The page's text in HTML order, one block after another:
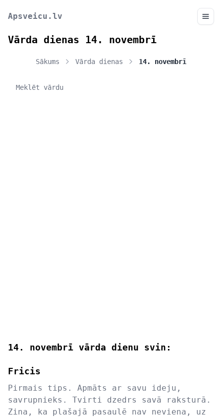
Apsveicu.lv
Vārda dienas 14. novembrī
Sākums Vārda dienas 14. novembrī
14. novembrī vārda dienu svin:
Fricis
Pirmais tips. Apmāts ar savu ideju,
savrupnieks. Tvirti dzedrs savā raksturā.
Zina, ka plašajā pasaulē nav neviena, uz